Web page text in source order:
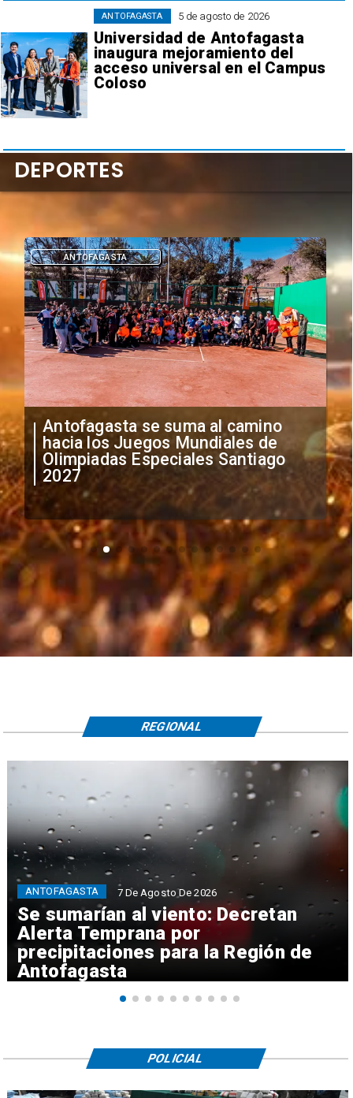
5 de agosto de 2026
Universidad de Antofagasta
inaugura mejoramiento del
acceso universal en el Campus
Coloso
ANTOFAGASTA
"Falta de profesionalismo": Sifup
anuncia medidas por situación
irregular de futbolistas
extranjeros
DEPORTES
DEPORTES
Se sumarían al viento: Decretan
Alerta Temprana por
precipitaciones para la Región de
Antofagasta
ANTOFAGASTA 7 De Agosto De 2026
REGIONAL
POLICIAL